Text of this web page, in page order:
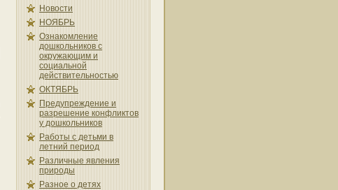
Новости
НОЯБРЬ
Ознакомление
дошкольников с
окружающим и
социальной
действительностью
ОКТЯБРЬ
Предупреждение и
разрешение конфликтов
у дошкольников
Работы с детьми в
летний период
Различные явления
природы
Разное о детях